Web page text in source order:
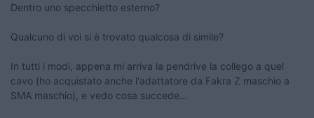
Dentro uno specchietto esterno?
Qualcuno di voi si è trovato qualcosa di simile?
In tutti i modi, appena mi arriva la pendrive la collego a quel
cavo (ho acquistato anche l'adattatore da Fakra Z maschio a
SMA maschio), e vedo cosa succede...